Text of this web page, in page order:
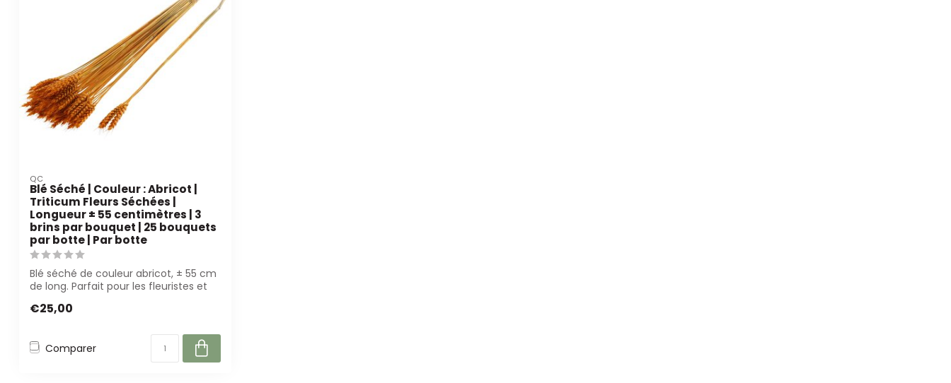
QC
Blé Séché | Couleur : Abricot |
Triticum Fleurs Séchées |
Longueur ± 55 centimètres | 3
brins par bouquet | 25 bouquets
par botte | Par botte
Blé séché de couleur abricot, ± 55 cm
de long. Parfait pour les fleuristes et
€25,00
Comparer